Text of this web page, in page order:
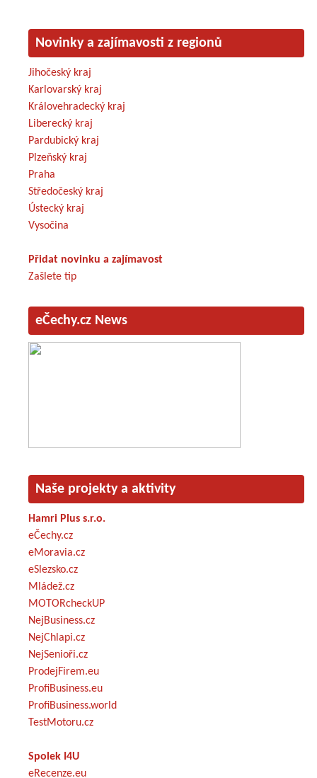
Novinky a zajímavosti z regionů
Jihočeský kraj
Karlovarský kraj
Královehradecký kraj
Liberecký kraj
Pardubický kraj
Plzeňský kraj
Praha
Středočeský kraj
Ústecký kraj
Vysočina
Přidat novinku a zajímavost
Zašlete tip
eČechy.cz News
Naše projekty a aktivity
Hamri Plus s.r.o.
eČechy.cz
eMoravia.cz
eSlezsko.cz
Mládež.cz
MOTORcheckUP
NejBusiness.cz
NejChlapi.cz
NejSenioři.cz
ProdejFirem.eu
ProfiBusiness.eu
ProfiBusiness.world
TestMotoru.cz
Spolek I4U
eRecenze.eu